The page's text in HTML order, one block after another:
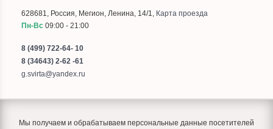
628681, Россия, Мегион, Ленина, 14/1, Карта проезда
Пн-Вс 09:00 - 21:00
8 (499) 722-64- 10
8 (34643) 2-62 -61
g.svirta@yandex.ru
Мы получаем и обрабатываем персональные данные посетителей